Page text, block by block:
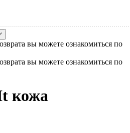
вы можете ознакомиться по
вы можете ознакомиться по
кожа